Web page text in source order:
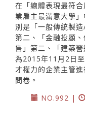
在「總體表現最符
業雇主最滿意大學
別是「一般傳統製
第二、「金融投顧
售」第二、「建築
為2015年11月2日
才權力的企業主管
問卷。
NO.992 |